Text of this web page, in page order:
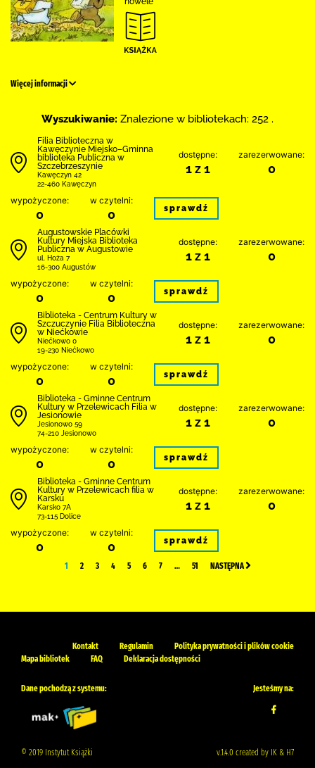
Więcej informacji
Wyszukiwanie: Znalezione w bibliotekach: 252 .
Filia Biblioteczna w
Kawęczynie Miejsko–Gminna
biblioteka Publiczna w
Szczebrzeszynie
Kawęczyn 42
22-460 Kawęczyn
dostępne:
1 z 1
zarezerwowane:
0
wypożyczone:
0
w czytelni:
0 sprawdź
Augustowskie Placówki
Kultury Miejska Biblioteka
Publiczna w Augustowie
ul. Hoża 7
16-300 Augustów
dostępne:
1 z 1
zarezerwowane:
0
wypożyczone:
0
w czytelni:
0 sprawdź
Biblioteka - Centrum Kultury w
Szczuczynie Filia Biblioteczna
w Niećkowie
Niećkowo 0
19-230 Niećkowo
dostępne:
1 z 1
zarezerwowane:
0
wypożyczone:
0
w czytelni:
0 sprawdź
Biblioteka - Gminne Centrum
Kultury w Przelewicach Filia w
Jesionowie
Jesionowo 59
74-210 Jesionowo
dostępne:
1 z 1
zarezerwowane:
0
wypożyczone:
0
w czytelni:
0 sprawdź
Biblioteka - Gminne Centrum
Kultury w Przelewicach filia w
Karsku
Karsko 7A
73-115 Dolice
dostępne:
1 z 1
zarezerwowane:
0
wypożyczone:
0
w czytelni:
0 sprawdź
1 2 3 4 5 6 7 … 51 NASTĘPNA
Kontakt Regulamin
Polityka prywatności i plików cookie
Mapa bibliotek
FAQ Deklaracja dostępności
Dane pochodzą z systemu: Jesteśmy na:
© 2019 Instytut Książki v.1.4.0 created by IK & H7